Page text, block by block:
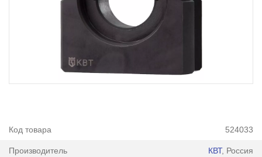
Код товара 524033
Производитель КВТ, Россия